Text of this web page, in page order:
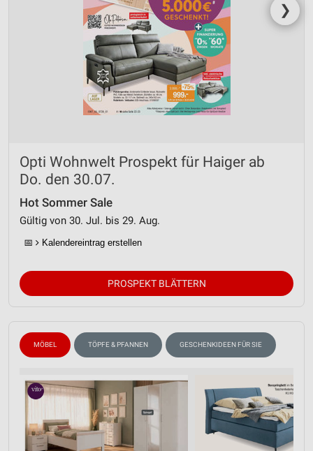
❯
Opti Wohnwelt Prospekt für Haiger ab
Do. den 30.07.
Hot Sommer Sale
Gültig von 30. Jul. bis 29. Aug.
📅 Kalendereintrag erstellen
PROSPEKT BLÄTTERN
MÖBEL TÖPFE & PFANNEN GESCHENKIDEEN FÜR SIE
Messung der Werbeleistung
Messung der Performance von Inhalten
Analyse von Zielgruppen durch Statistiken oder
Kombinationen von Daten aus verschiedenen
Verwendung reduzierter Daten zur Auswahl von
Inhalten
Verwendung genauer Standortdaten
Geräte anhand von aktiv angeforderten
Informationen identifizieren
Nicht-IAB-Verarbeitungszwecke:
Notwendig
Funktional
Werbung